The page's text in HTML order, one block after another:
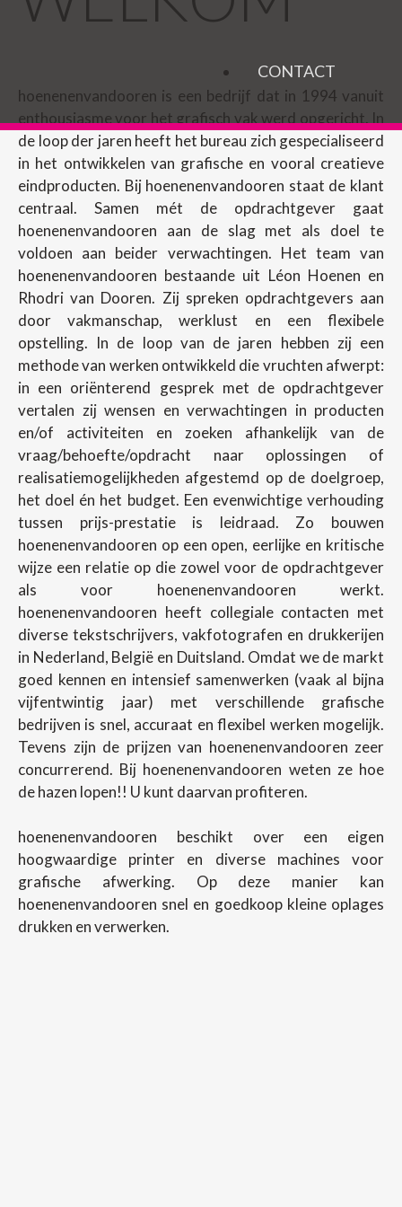
CONTACT
hoenenenvandooren is een bedrijf dat in 1994 vanuit
enthousiasme voor het grafisch vak werd opgericht. In
de loop der jaren heeft het bureau zich gespecialiseerd
in het ontwikkelen van grafische en vooral creatieve
eindproducten. Bij hoenenenvandooren staat de klant
centraal. Samen mét de opdrachtgever gaat
hoenenenvandooren aan de slag met als doel te
voldoen aan beider verwachtingen. Het team van
hoenenenvandooren bestaande uit Léon Hoenen en
Rhodri van Dooren. Zij spreken opdrachtgevers aan
door vakmanschap, werklust en een flexibele
opstelling. In de loop van de jaren hebben zij een
methode van werken ontwikkeld die vruchten afwerpt:
in een oriënterend gesprek met de opdrachtgever
vertalen zij wensen en verwachtingen in producten
en/of activiteiten en zoeken afhankelijk van de
vraag/behoefte/opdracht naar oplossingen of
realisatiemogelijkheden afgestemd op de doelgroep,
het doel én het budget. Een evenwichtige verhouding
tussen prijs-prestatie is leidraad. Zo bouwen
hoenenenvandooren op een open, eerlijke en kritische
wijze een relatie op die zowel voor de opdrachtgever
als voor hoenenenvandooren werkt.
hoenenenvandooren heeft collegiale contacten met
diverse tekstschrijvers, vakfotografen en drukkerijen
in Nederland, België en Duitsland. Omdat we de markt
goed kennen en intensief samenwerken (vaak al bijna
vijfentwintig jaar) met verschillende grafische
bedrijven is snel, accuraat en flexibel werken mogelijk.
Tevens zijn de prijzen van hoenenenvandooren zeer
concurrerend. Bij hoenenenvandooren weten ze hoe
de hazen lopen!! U kunt daarvan profiteren.
hoenenenvandooren beschikt over een eigen
hoogwaardige printer en diverse machines voor
grafische afwerking. Op deze manier kan
hoenenenvandooren snel en goedkoop kleine oplages
drukken en verwerken.